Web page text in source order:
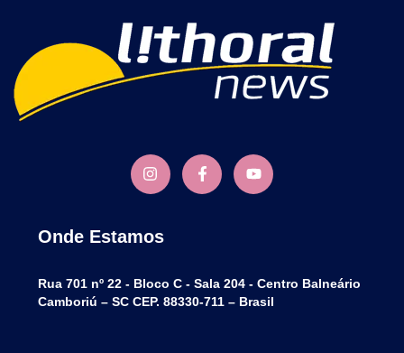
Onde Estamos
Rua 701 nº 22 - Bloco C - Sala 204 - Centro Balneário
Camboriú – SC CEP. 88330-711 – Brasil